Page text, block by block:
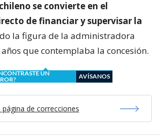
se convierte en el
de financiar y supervisar la
la figura de la administradora
que contemplaba la concesión.
UN
AVÍSANOS
página de correcciones